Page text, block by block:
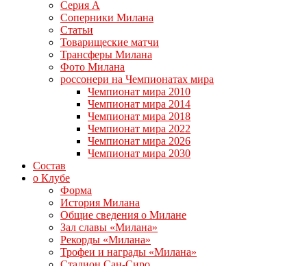
Серия А
Соперники Милана
Статьи
Товарищеские матчи
Трансферы Милана
Фото Милана
россонери на Чемпионатах мира
Чемпионат мира 2010
Чемпионат мира 2014
Чемпионат мира 2018
Чемпионат мира 2022
Чемпионат мира 2026
Чемпионат мира 2030
Состав
о Клубе
Форма
История Милана
Общие сведения о Милане
Зал славы «Милана»
Рекорды «Милана»
Трофеи и награды «Милана»